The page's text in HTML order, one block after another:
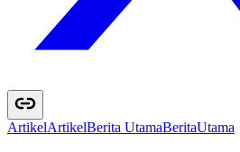
ArtikelArtikelBerita UtamaBeritaUtama